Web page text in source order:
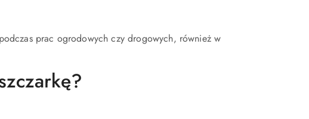
prac ogrodowych czy drogowych, również w